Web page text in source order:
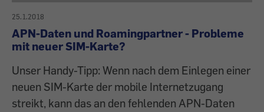
25.1.2018
APN-Daten und Roamingpartner - Probleme
mit neuer SIM-Karte?
Unser Handy-Tipp: Wenn nach dem Einlegen einer
neuen SIM-Karte der mobile Internetzugang
streikt, kann das an den fehlenden APN-Daten